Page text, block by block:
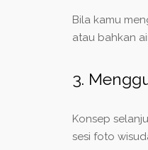
Bila kamu
atau bahkan
3.
Konsep
sesi foto